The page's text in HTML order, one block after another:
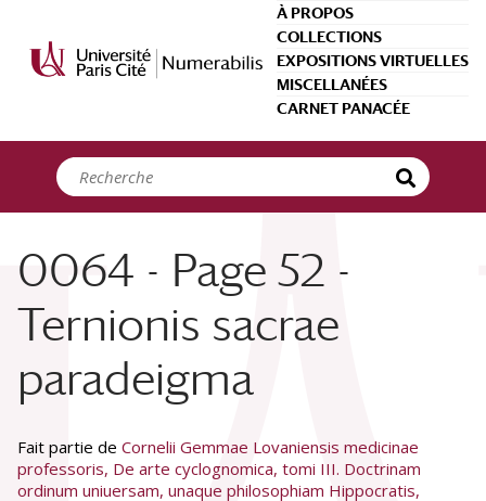
À PROPOS
COLLECTIONS
EXPOSITIONS VIRTUELLES
MISCELLANÉES
CARNET PANACÉE
0064 - Page 52 -
Ternionis sacrae
paradeigma
Fait partie de Cornelii Gemmae Lovaniensis medicinae
professoris, De arte cyclognomica, tomi III. Doctrinam
ordinum uniuersam, unaque philosophiam Hippocratis,